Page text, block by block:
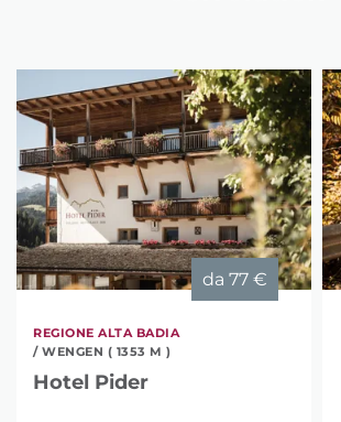
da 77 €
REGIONE ALTA BADIA
/ WENGEN ( 1353 M )
Hotel Pider